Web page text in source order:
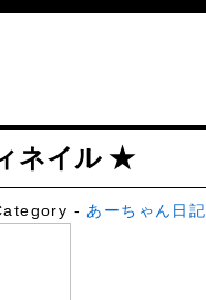
ネイル ★
- あーちゃん日記